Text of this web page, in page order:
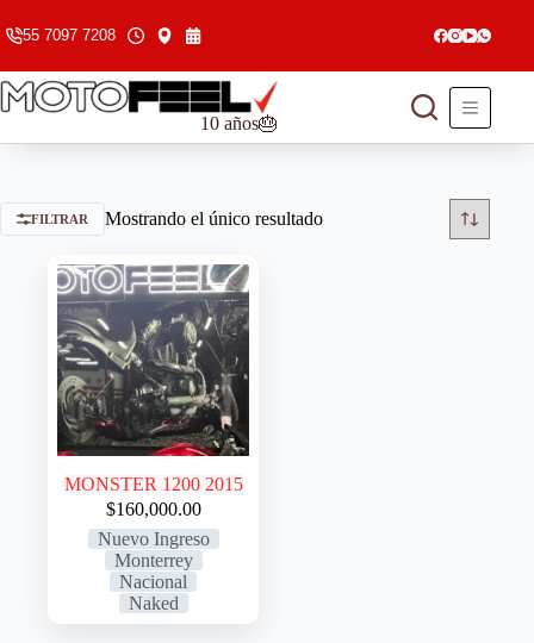
55 7097 7208
10 años🎂
FILTRAR Mostrando el único resultado
MONSTER 1200 2015
$160,000.00
Nuevo Ingreso
Monterrey
Nacional
Naked